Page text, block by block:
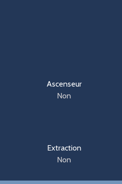
Ascenseur
Non
Extraction
Non